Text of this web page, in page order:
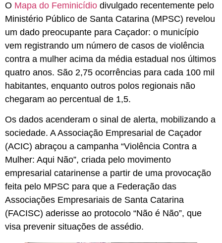
O Mapa do Feminicídio divulgado recentemente pelo
Ministério Público de Santa Catarina (MPSC) revelou
um dado preocupante para Caçador: o município
vem registrando um número de casos de violência
contra a mulher acima da média estadual nos últimos
quatro anos. São 2,75 ocorrências para cada 100 mil
habitantes, enquanto outros polos regionais não
chegaram ao percentual de 1,5.
Os dados acenderam o sinal de alerta, mobilizando a
sociedade. A Associação Empresarial de Caçador
(ACIC) abraçou a campanha “Violência Contra a
Mulher: Aqui Não”, criada pelo movimento
empresarial catarinense a partir de uma provocação
feita pelo MPSC para que a Federação das
Associações Empresariais de Santa Catarina
(FACISC) aderisse ao protocolo “Não é Não”, que
visa prevenir situações de assédio.